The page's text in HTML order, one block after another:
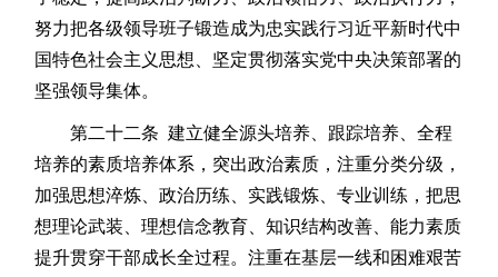
努力把各级领导班子锻造成为忠实践行习近平新时代中
国特色社会主义思想、坚定贯彻落实党中央决策部署的
坚强领导集体。
第二十二条 建立健全源头培养、跟踪培养、全程
培养的素质培养体系，突出政治素质，注重分类分级，
加强思想淬炼、政治历练、实践锻炼、专业训练，把思
想理论武装、理想信念教育、知识结构改善、能力素质
提升贯穿干部成长全过程。注重在基层一线和困难艰苦